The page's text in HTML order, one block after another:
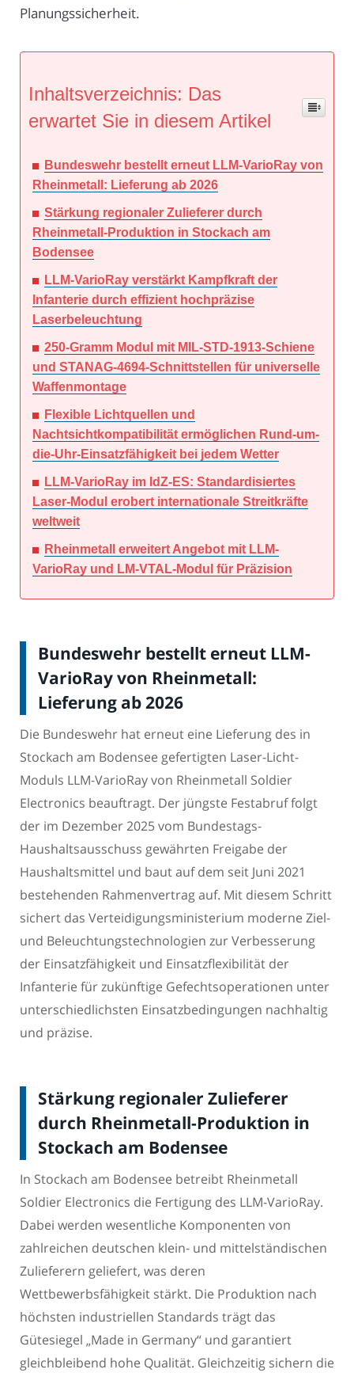
Planungssicherheit.
Inhaltsverzeichnis: Das
erwartet Sie in diesem Artikel
Bundeswehr bestellt erneut LLM-VarioRay von
Rheinmetall: Lieferung ab 2026
Stärkung regionaler Zulieferer durch
Rheinmetall-Produktion in Stockach am
Bodensee
LLM-VarioRay verstärkt Kampfkraft der
Infanterie durch effizient hochpräzise
Laserbeleuchtung
250-Gramm Modul mit MIL-STD-1913-Schiene
und STANAG-4694-Schnittstellen für universelle
Waffenmontage
Flexible Lichtquellen und
Nachtsichtkompatibilität ermöglichen Rund-um-
die-Uhr-Einsatzfähigkeit bei jedem Wetter
LLM-VarioRay im IdZ-ES: Standardisiertes
Laser-Modul erobert internationale Streitkräfte
weltweit
Rheinmetall erweitert Angebot mit LLM-
VarioRay und LM-VTAL-Modul für Präzision
Bundeswehr bestellt erneut LLM-
VarioRay von Rheinmetall:
Lieferung ab 2026
Die Bundeswehr hat erneut eine Lieferung des in
Stockach am Bodensee gefertigten Laser-Licht-
Moduls LLM-VarioRay von Rheinmetall Soldier
Electronics beauftragt. Der jüngste Festabruf folgt
der im Dezember 2025 vom Bundestags-
Haushaltsausschuss gewährten Freigabe der
Haushaltsmittel und baut auf dem seit Juni 2021
bestehenden Rahmenvertrag auf. Mit diesem Schritt
sichert das Verteidigungsministerium moderne Ziel-
und Beleuchtungstechnologien zur Verbesserung
der Einsatzfähigkeit und Einsatzflexibilität der
Infanterie für zukünftige Gefechtsoperationen unter
unterschiedlichsten Einsatzbedingungen nachhaltig
und präzise.
Stärkung regionaler Zulieferer
durch Rheinmetall-Produktion in
Stockach am Bodensee
In Stockach am Bodensee betreibt Rheinmetall
Soldier Electronics die Fertigung des LLM-VarioRay.
Dabei werden wesentliche Komponenten von
zahlreichen deutschen klein- und mittelständischen
Zulieferern geliefert, was deren
Wettbewerbsfähigkeit stärkt. Die Produktion nach
höchsten industriellen Standards trägt das
Gütesiegel „Made in Germany“ und garantiert
gleichbleibend hohe Qualität. Gleichzeitig sichern die